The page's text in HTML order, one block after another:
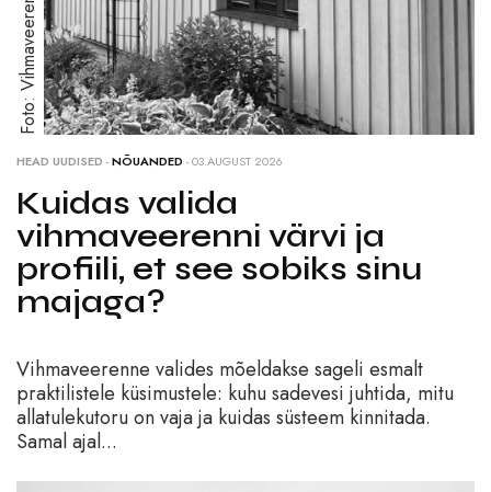
Foto: Vihmaveerennid
HEAD UUDISED -NÕUANDED - 03.AUGUST 2026
Kuidas valida
vihmaveerenni värvi ja
profiili, et see sobiks sinu
majaga?
Vihmaveerenne valides mõeldakse sageli esmalt
praktilistele küsimustele: kuhu sadevesi juhtida, mitu
allatulekutoru on vaja ja kuidas süsteem kinnitada.
Samal ajal...